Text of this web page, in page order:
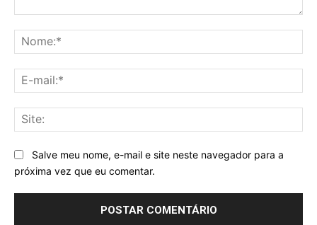
Salve meu nome, e-mail e site neste navegador para a
próxima vez que eu comentar.